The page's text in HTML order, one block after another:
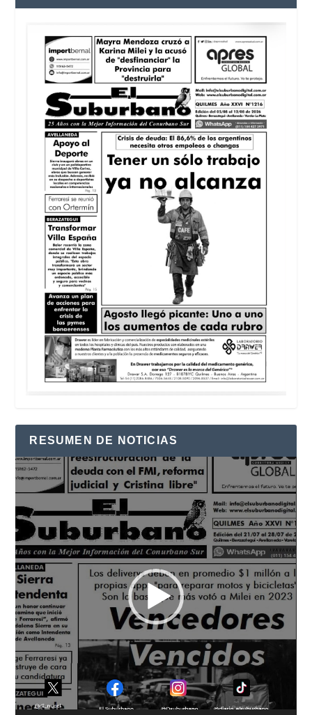
RESUMEN DE NOTICIAS
Reproductor
de
vídeo